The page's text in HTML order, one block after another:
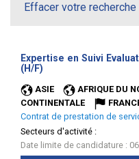
Effacer votre recherche
Expertise en Suivi
(H/F)
ASIE AFRIQUE DU
CONTINENTALE
Contrat de prestation de
Secteurs d'activité :
Date limite de candidature :